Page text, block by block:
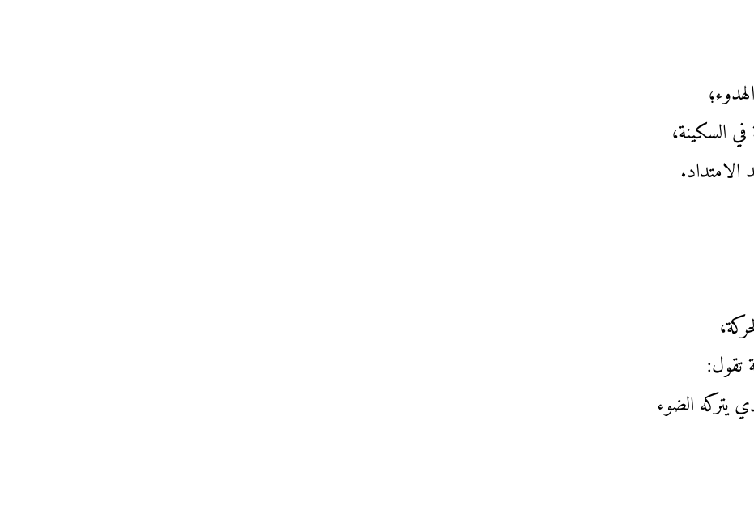
السكينة،
الامتداد.
تقول:
يتركه الضوء